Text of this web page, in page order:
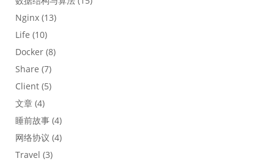
Nginx (13)
Life (10)
Docker (8)
Share (7)
Client (5)
文章 (4)
睡前故事 (4)
网络协议 (4)
Travel (3)